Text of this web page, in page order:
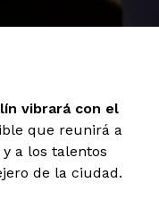
vibrará con el
que reunirá a
a los talentos
de la ciudad.